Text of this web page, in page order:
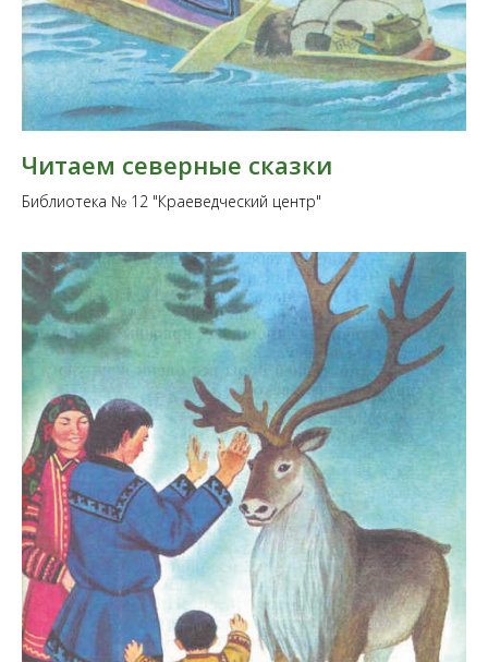
Читаем северные сказки
Библиотека № 12 "Краеведческий центр"